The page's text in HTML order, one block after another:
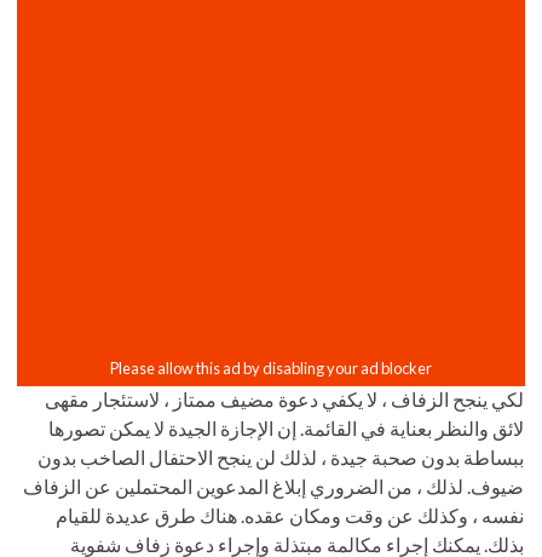
لكي ينجح الزفاف ، لا يكفي دعوة مضيف ممتاز ، لاستئجار مقهى
لائق والنظر بعناية في القائمة. إن الإجازة الجيدة لا يمكن تصورها
ببساطة بدون صحبة جيدة ، لذلك لن ينجح الاحتفال الصاخب بدون
ضيوف. لذلك ، من الضروري إبلاغ المدعوين المحتملين عن الزفاف
نفسه ، وكذلك عن وقت ومكان عقده. هناك طرق عديدة للقيام
بذلك. يمكنك إجراء مكالمة مبتذلة وإجراء دعوة زفاف شفوية